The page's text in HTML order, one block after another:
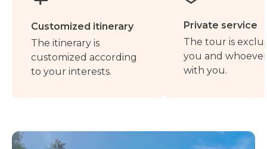
Customized itinerary
The itinerary is
customized according
to your interests.
Private service
The tour is
you and
with you.